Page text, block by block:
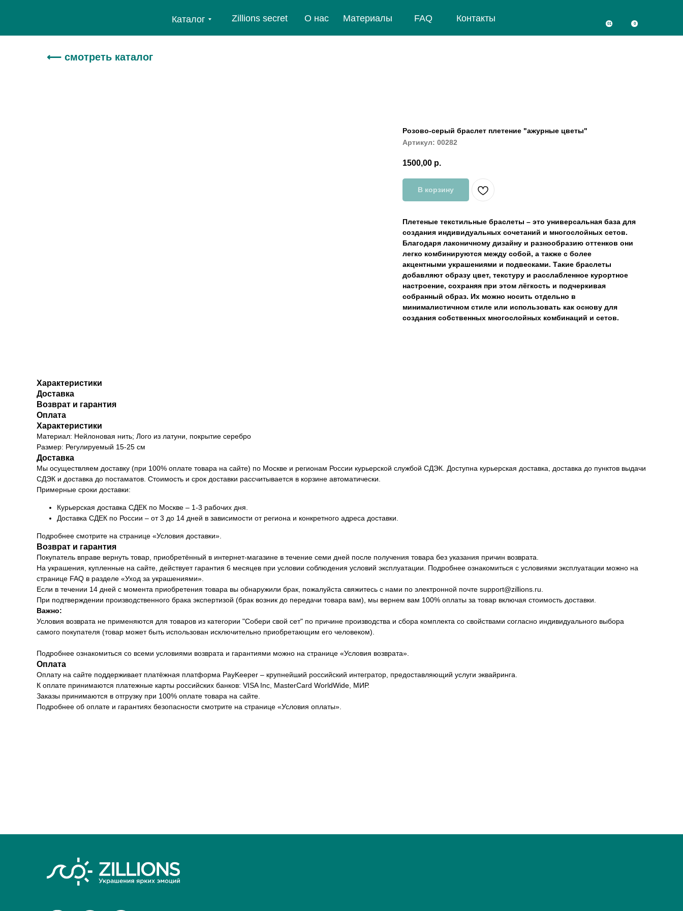
Контакты
FAQ
Материалы
О нас
Zillions secret
Каталог 0
01
⟵ смотреть каталог
Розово-серый браслет плетение "ажурные цветы"
Артикул: 00282
1500,00 р.
В корзину
Плетеные текстильные браслеты – это универсальная база для
создания индивидуальных сочетаний и многослойных сетов.
Благодаря лаконичному дизайну и разнообразию оттенков они
легко комбинируются между собой, а также с более
акцентными украшениями и подвесками. Такие браслеты
добавляют образу цвет, текстуру и расслабленное курортное
настроение, сохраняя при этом лёгкость и подчеркивая
собранный образ. Их можно носить отдельно в
минималистичном стиле или использовать как основу для
создания собственных многослойных комбинаций и сетов.
Характеристики
Доставка
Возврат и гарантия
Оплата
Характеристики
Материал: Нейлоновая нить; Лого из латуни, покрытие серебро
Размер: Регулируемый 15-25 см
Доставка
Мы осуществляем доставку (при 100% оплате товара на сайте) по Москве и регионам России курьерской службой СДЭК. Доступна курьерская доставка, доставка до пунктов выдачи
СДЭК и доставка до постаматов. Стоимость и срок доставки рассчитывается в корзине автоматически.
Примерные сроки доставки:
Курьерская доставка СДЕК по Москве – 1-3 рабочих дня.
Доставка СДЕК по России – от 3 до 14 дней в зависимости от региона и конкретного адреса доставки.
Подробнее смотрите на странице «Условия доставки».
Возврат и гарантия
Покупатель вправе вернуть товар, приобретённый в интернет-магазине в течение семи дней после получения товара без указания причин возврата.
На украшения, купленные на сайте, действует гарантия 6 месяцев при условии соблюдения условий эксплуатации. Подробнее ознакомиться с условиями эксплуатации можно на
странице FAQ в разделе «Уход за украшениями».
Если в течении 14 дней с момента приобретения товара вы обнаружили брак, пожалуйста свяжитесь с нами по электронной почте support@zillions.ru.
При подтверждении производственного брака экспертизой (брак возник до передачи товара вам), мы вернем вам 100% оплаты за товар включая стоимость доставки.
Важно:
Условия возврата не применяются для товаров из категории "Собери свой сет" по причине производства и сбора комплекта со свойствами согласно индивидуального выбора
самого покупателя (товар может быть использован исключительно приобретающим его человеком).
Подробнее ознакомиться со всеми условиями возврата и гарантиями можно на странице «Условия возврата».
Оплата
Оплату на сайте поддерживает платёжная платформа PayKeeper – крупнейший российский интегратор, предоставляющий услуги эквайринга.
К оплате принимаются платежные карты российских банков: VISA Inc, MasterCard WorldWide, МИР.
Заказы принимаются в отгрузку при 100% оплате товара на сайте.
Подробнее об оплате и гарантиях безопасности смотрите на странице «Условия оплаты».